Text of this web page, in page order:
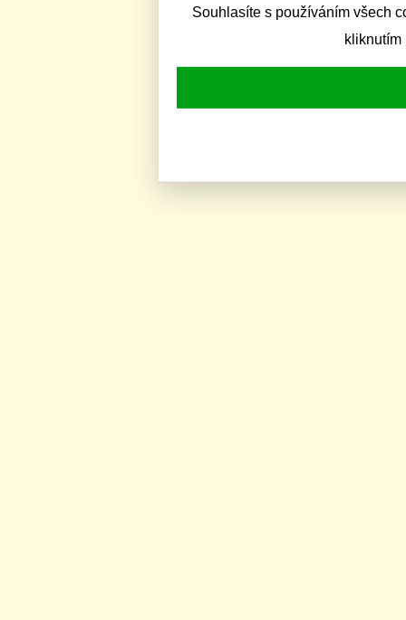
Souhlasíte s používáním všech
kliknutím